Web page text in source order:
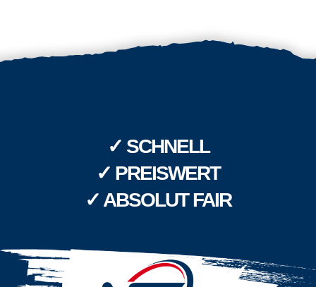
✓ SCHNELL
✓ PREISWERT
✓ ABSOLUT FAIR